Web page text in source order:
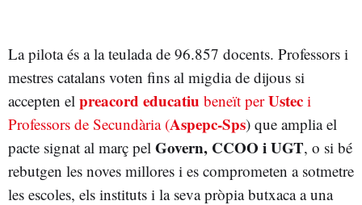
La pilota és a la teulada de 96.857 docents. Professors i
mestres catalans voten fins al migdia de dijous si
accepten el preacord educatiu beneït perUstec i
Professors de Secundària (Aspepc-Sps) que amplia el
pacte signat al març pel Govern, CCOO i UGT, o si bé
rebutgen les noves millores i es comprometen a sotmetre
les escoles, els instituts i la seva pròpia butxaca a una